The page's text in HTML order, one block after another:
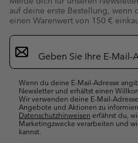
auf deine erste Bestellung,
einen Warenwert von 150 €
Newsletter-
Anmeldung
Wenn du deine E-Mail-Adresse
Newsletter und erhältst einen
Wir verwenden deine E-Mail-
Angebote und Aktionen zu
Datenschutzhinweisen erfährst du,
Marketingzwecke verarbeiten und
kannst.